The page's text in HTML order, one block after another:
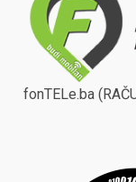
fonTELe.ba